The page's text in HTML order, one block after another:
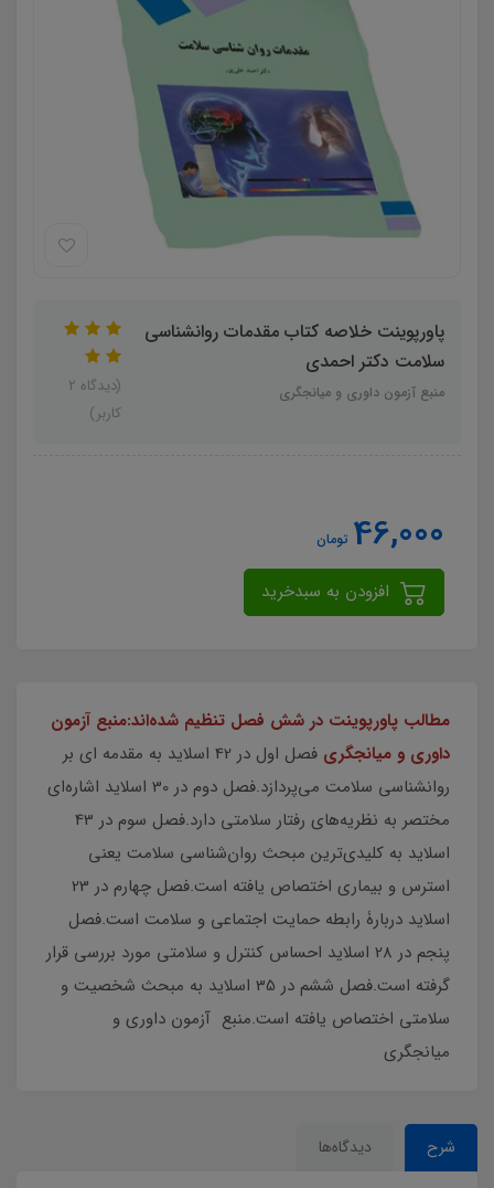
پاورپوینت خلاصه کتاب مقدمات روانشناسی
سلامت دکتر احمدی
منبع آزمون داوری و میانجگری
(دیدگاه 2
کاربر)
46,000 تومان
مطالب پاورپوینت در شش فصل تنظیم شده‌اند:منبع آزمون
داوری و میانجگری
فصل اول در 42 اسلاید به مقدمه ای بر
روانشناسی سلامت می‌پردازد.فصل دوم در 30 اسلاید اشاره‌ای
مختصر به نظریه‌های رفتار سلامتی دارد.فصل سوم در 43
اسلاید به کلیدی‌ترین مبحث روان‌شناسی سلامت یعنی
استرس و بیماری اختصاص یافته است.فصل چهارم در 23
اسلاید دربارۀ رابطه حمایت اجتماعی و سلامت است.فصل
پنجم در 28 اسلاید احساس کنترل و سلامتی مورد بررسی قرار
گرفته است.فصل ششم در 35 اسلاید به مبحث شخصیت و
سلامتی اختصاص یافته است.منبع آزمون داوری و
میانجگری
شرح دیدگاه‌ها